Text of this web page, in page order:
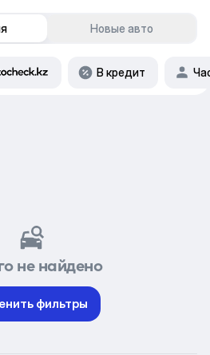
Новые авто
В кредит
не найдено
фильтры